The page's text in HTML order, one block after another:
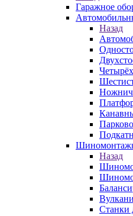
Гаражное
Назад
Назад
Станки